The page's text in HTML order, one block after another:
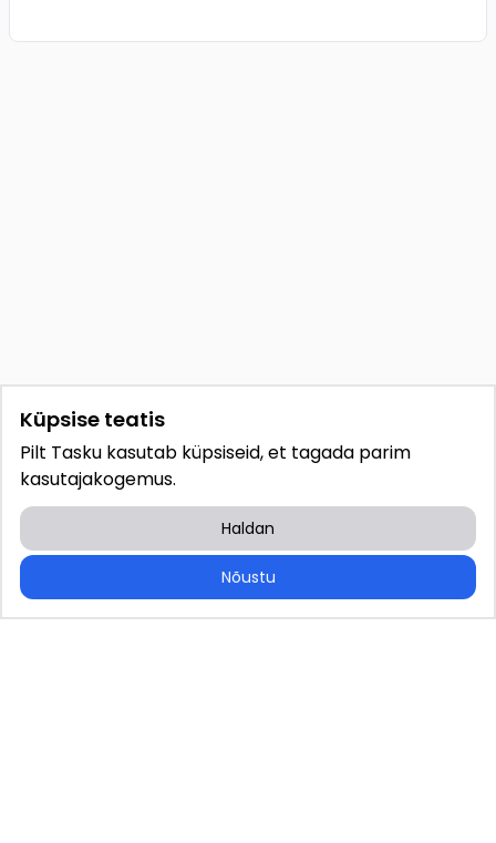
Küpsise teatis
Pilt Tasku kasutab küpsiseid, et tagada parim
kasutajakogemus.
Haldan
Nõustu